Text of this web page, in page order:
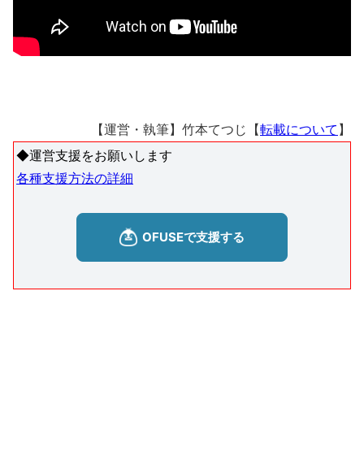
【運営・執筆】竹本てつじ【転載について 】
◆運営支援をお願いします
各種支援方法の詳細